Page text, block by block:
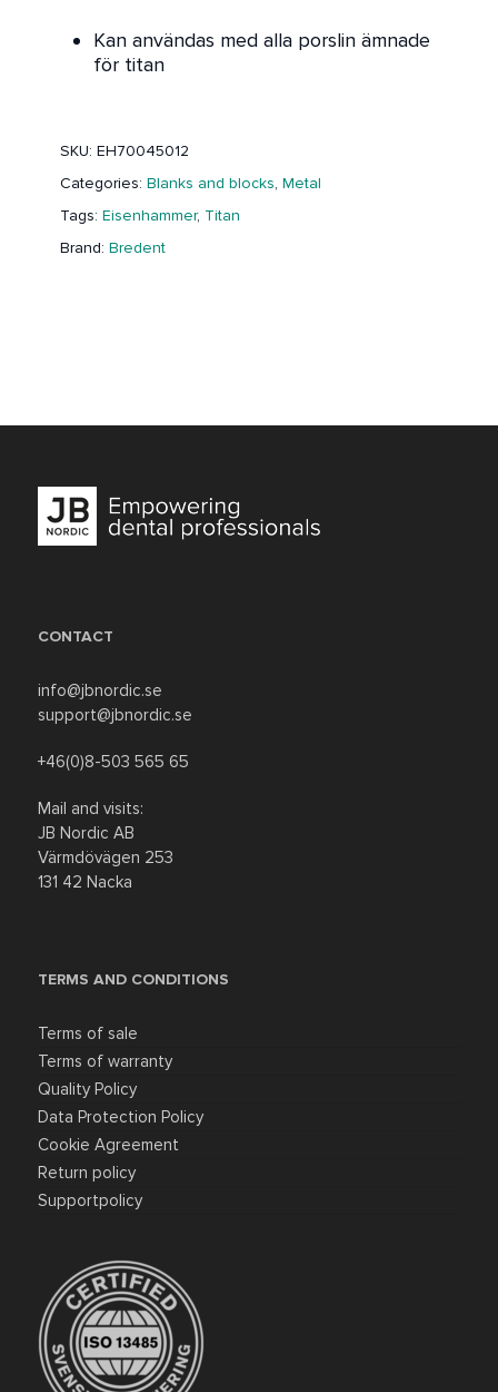
Kan användas med alla porslin ämnade
för titan
SKU: EH70045012
Categories: Blanks and blocks, Metal
Tags: Eisenhammer, Titan
Brand: Bredent
CONTACT
info@jbnordic.se
support@jbnordic.se
+46(0)8-503 565 65
Mail and visits:
JB Nordic AB
Värmdövägen 253
131 42 Nacka
TERMS AND CONDITIONS
Terms of sale
Terms of warranty
Quality Policy
Data Protection Policy
Cookie Agreement
Return policy
Supportpolicy